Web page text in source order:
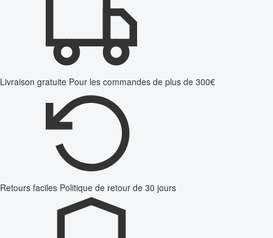
Livraison gratuite Pour les commandes de plus de 300€
Retours faciles Politique de retour de 30 jours